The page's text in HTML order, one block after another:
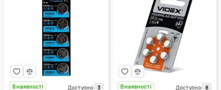
В наявності Доступно: 3 В наявності Доступно: 8